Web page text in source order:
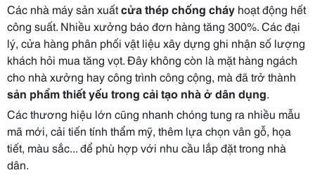
Các nhà máy sản xuấtcửa thép chống cháy hoạt động hết
công suất. Nhiều xưởng báo đơn hàng tăng 300%. Các đại
lý, cửa hàng phân phối vật liệu xây dựng ghi nhận số lượng
khách hỏi mua tăng vọt. Đây không còn là mặt hàng ngách
cho nhà xưởng hay công trình công cộng, mà đã trở thành
sản phẩm thiết yếu trong cải tạo nhà ở dân dụng.
Các thương hiệu lớn cũng nhanh chóng tung ra nhiều mẫu
mã mới, cải tiến tính thẩm mỹ, thêm lựa chọn vân gỗ, họa
tiết, màu sắc... để phù hợp với nhu cầu lắp đặt trong nhà
dân.